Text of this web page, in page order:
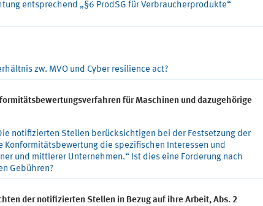
entsprechend „§6 ProdSG für Verbraucherprodukte“
zw. MVO und Cyber resilience act?
für Maschinen und dazugehörige
notifizierten Stellen berücksichtigen bei der Festsetzung der
Konformitätsbewertung die spezifischen Interessen und
und mittlerer Unternehmen.“ Ist dies eine Forderung nach
Gebühren?
der notifizierten Stellen in Bezug auf ihre Arbeit, Abs. 2